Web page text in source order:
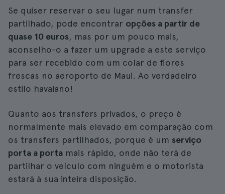
Se quiser reservar o seu lugar num transfer
partilhado, pode encontrar opções a partir de
quase 10 euros, mas por um pouco mais,
aconselho-o a fazer um upgrade a este serviço
para ser recebido com um colar de flores
frescas no aeroporto de Maui. Ao verdadeiro
estilo havaiano!
Quanto aos transfers privados, o preço é
normalmente mais elevado em comparação com
os transfers partilhados, porque é um serviço
porta a porta mais rápido, onde não terá de
partilhar o veículo com ninguém e o motorista
estará à sua inteira disposição.